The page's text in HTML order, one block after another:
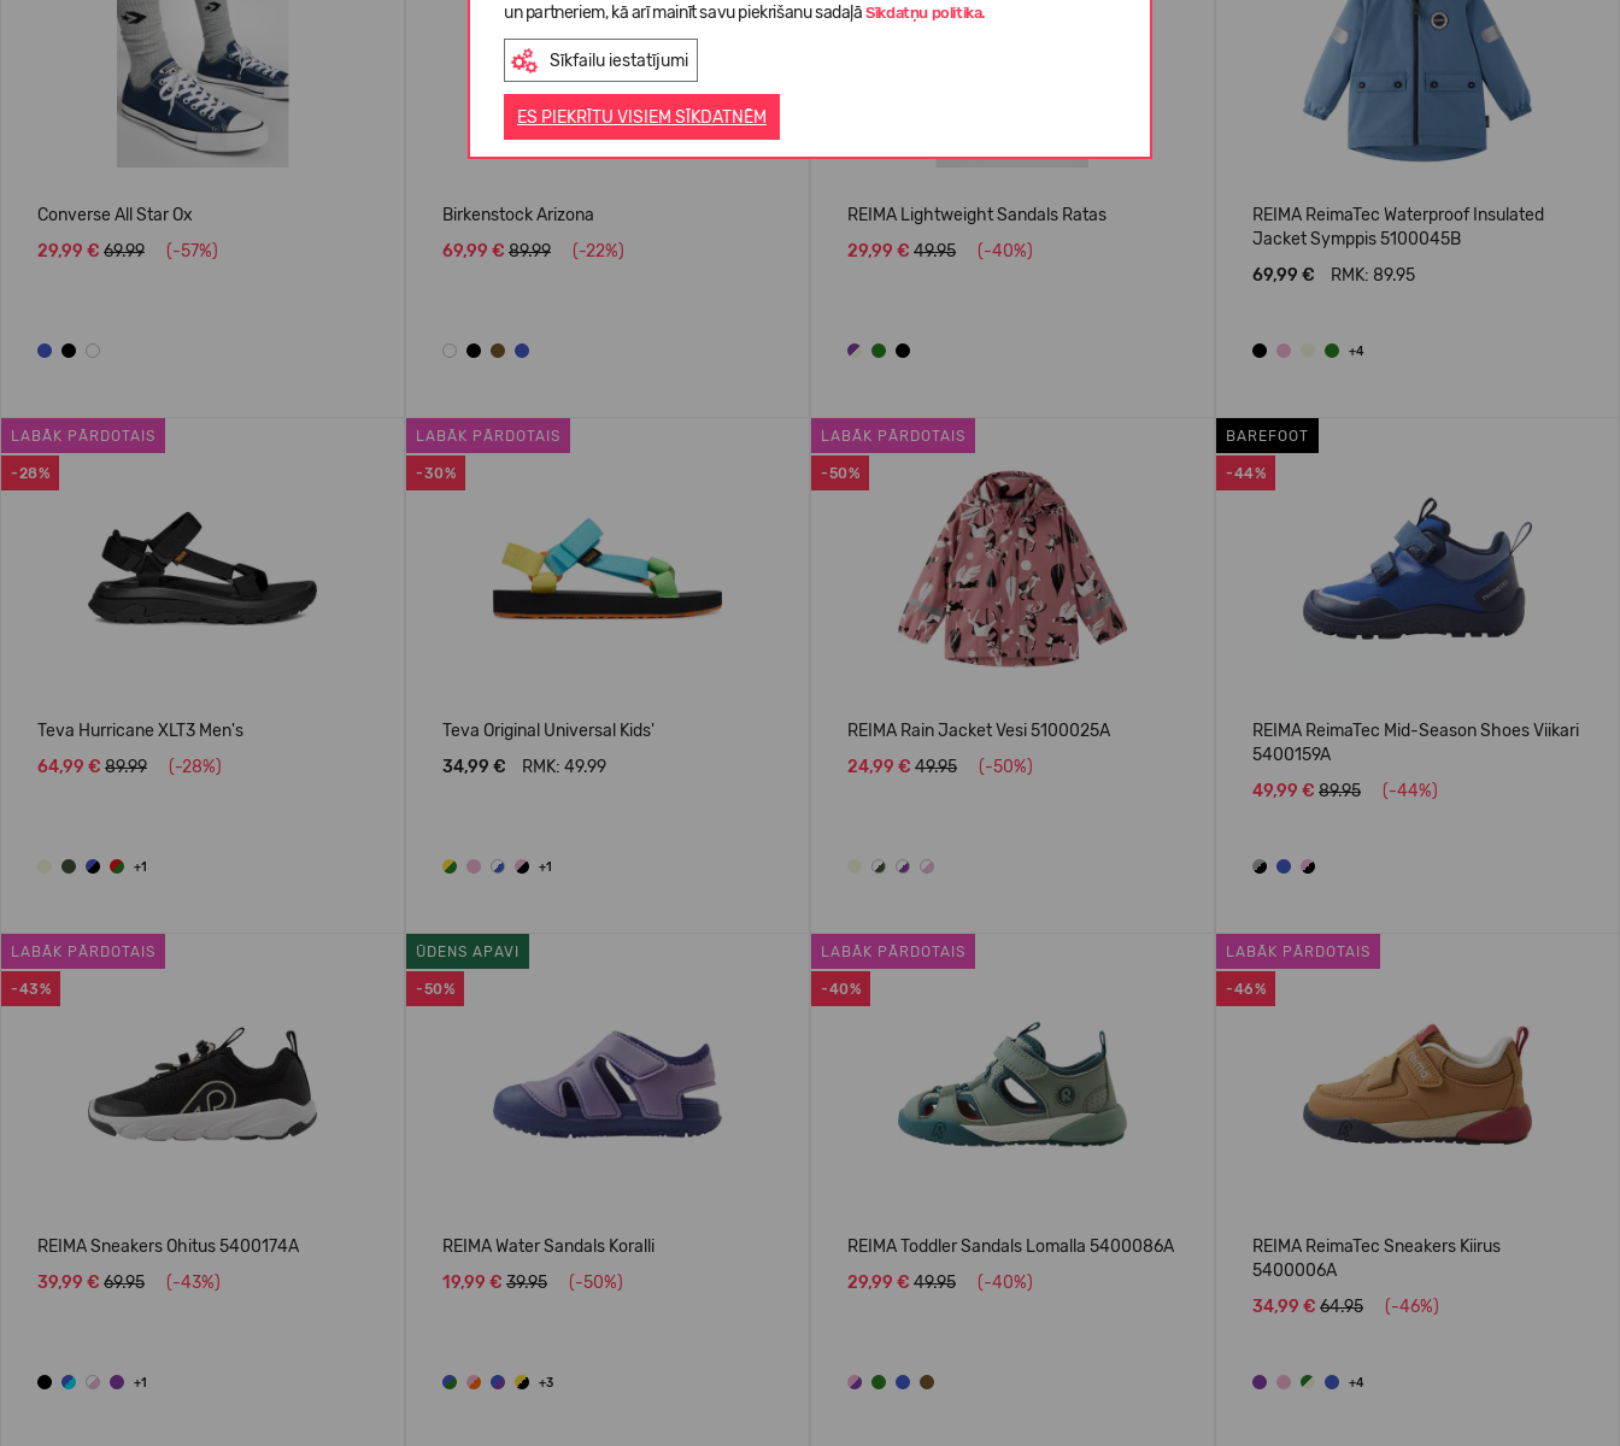
un partneriem, kā arī mainīt savu piekrišanu sadaļāSīkdatņu politika.
Sīkfailu iestatījumi
ES PIEKRĪTU VISIEM SĪKDATNĒM
Converse All Star Ox
29,99 € 69.99 (-57%)
Birkenstock Arizona
69,99 € 89.99 (-22%)
REIMA Lightweight Sandals Ratas
29,99 € 49.95 (-40%)
REIMA ReimaTec Waterproof Insulated
Jacket Symppis 5100045B
69,99 €
RMK: 89.95
+4
-28%
LABĀK PĀRDOTAIS
Teva Hurricane XLT3 Men's
64,99 € 89.99 (-28%)
+1
-30%
LABĀK PĀRDOTAIS
Teva Original Universal Kids'
34,99 €
RMK: 49.99
+1
-50%
LABĀK PĀRDOTAIS
REIMA Rain Jacket Vesi 5100025A
24,99 € 49.95 (-50%)
-44%
BAREFOOT
REIMA ReimaTec Mid-Season Shoes Viikari
5400159A
49,99 € 89.95 (-44%)
-43%
LABĀK PĀRDOTAIS
REIMA Sneakers Ohitus 5400174A
39,99 € 69.95 (-43%)
+1
-50%
ŪDENS APAVI
REIMA Water Sandals Koralli
19,99 € 39.95 (-50%)
+3
-40%
LABĀK PĀRDOTAIS
REIMA Toddler Sandals Lomalla 5400086A
29,99 € 49.95 (-40%)
-46%
LABĀK PĀRDOTAIS
REIMA ReimaTec Sneakers Kiirus
5400006A
34,99 € 64.95 (-46%)
+4